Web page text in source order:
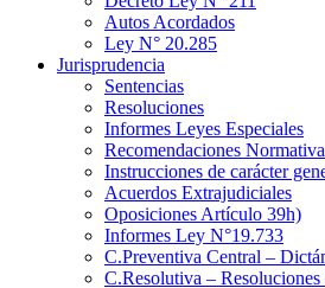
Autos Acordados
Ley N° 20.285
Jurisprudencia
Sentencias
Resoluciones
Informes Leyes Especiales
Recomendaciones
Instrucciones de carácter
Acuerdos Extrajudiciales
Oposiciones Artículo 39h)
Informes Ley N°19.733
C.Preventiva Central –
C.Resolutiva –